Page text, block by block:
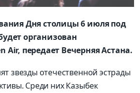
Дня столицы 6 июля под
организован
Air, передает Вечерняя Астана.
звезды отечественной эстрады
Среди них Казыбек